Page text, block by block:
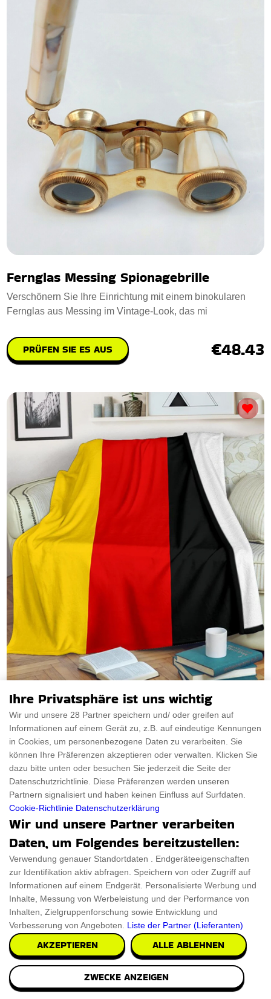
Fernglas Messing Spionagebrille
Verschönern Sie Ihre Einrichtung mit einem binokularen
Fernglas aus Messing im Vintage-Look, das mi
PRÜFEN SIE ES AUS €48.43
German Flaggen Decke
Wir präsentieren die handgefertigte German Flaggen
Decke, die Wärme und Stil bietet. Entworfen mit
PRÜFEN SIE ES AUS €34.67
Ihre Privatsphäre ist uns wichtig
Wir und unsere 28 Partner speichern und/ oder greifen auf
Informationen auf einem Gerät zu, z.B. auf eindeutige Kennungen
in Cookies, um personenbezogene Daten zu verarbeiten. Sie
können Ihre Präferenzen akzeptieren oder verwalten. Klicken Sie
dazu bitte unten oder besuchen Sie jederzeit die Seite der
Datenschutzrichtlinie. Diese Präferenzen werden unseren
Partnern signalisiert und haben keinen Einfluss auf Surfdaten.
Cookie-Richtlinie Datenschutzerklärung
Wir und unsere Partner verarbeiten
Daten, um Folgendes bereitzustellen:
Verwendung genauer Standortdaten . Endgeräteeigenschaften
zur Identifikation aktiv abfragen. Speichern von oder Zugriff auf
Informationen auf einem Endgerät. Personalisierte Werbung und
Inhalte, Messung von Werbeleistung und der Performance von
Inhalten, Zielgruppenforschung sowie Entwicklung und
Verbesserung von Angeboten. Liste der Partner (Lieferanten)
AKZEPTIEREN ALLE ABLEHNEN
ZWECKE ANZEIGEN